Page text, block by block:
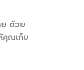
ย ด้วย
คุณเก็บ